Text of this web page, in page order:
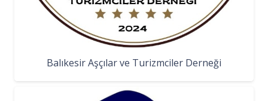
Balıkesir Aşçılar ve Turizmciler Derneği